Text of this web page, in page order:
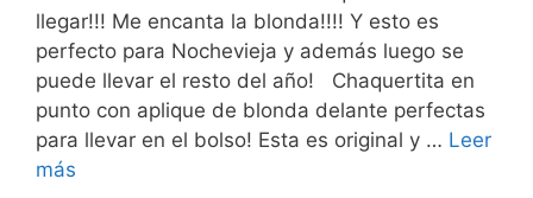
llegar!!! Me encanta la blonda!!!! Y esto es
perfecto para Nochevieja y además luego se
puede llevar el resto del año! Chaquertita en
punto con aplique de blonda delante perfectas
para llevar en el bolso! Esta es original y … Leer
más